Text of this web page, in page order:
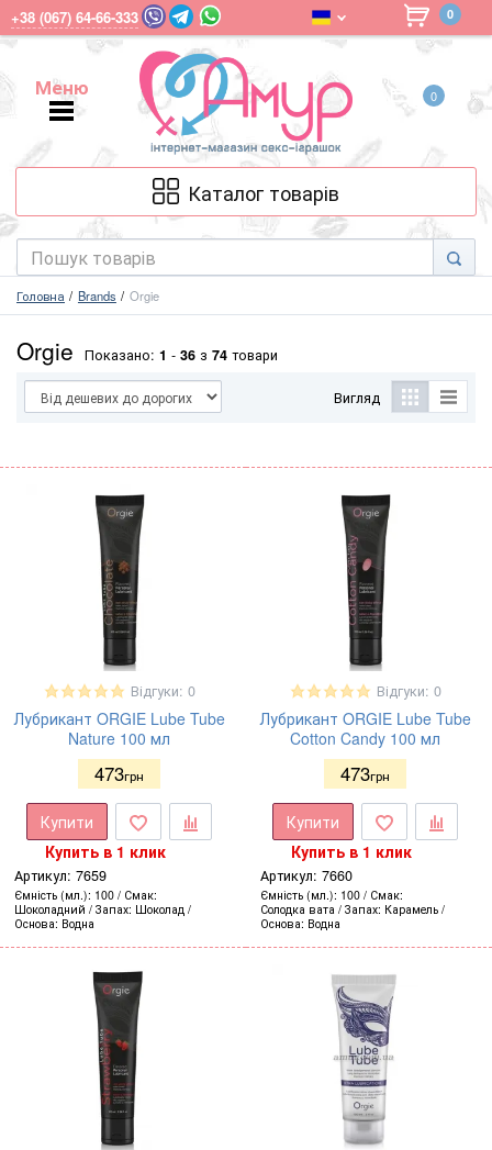
+38 (067) 64-66-333 0
Меню
Меню
0
Каталог товарів
Головна Brands Orgie
Orgie Показано: 1 - 36 з 74 товари
Вигляд
Відгуки: 0
Лубрикант ORGIE Lube Tube
Nature 100 мл
473грн
Купити
Купить в 1 клик
Артикул: 7659
Ємність (мл.) 100
Смак
Шоколадний
Запах Шоколад
Основа Водна
Відгуки: 0
Лубрикант ORGIE Lube Tube
Cotton Candy 100 мл
473грн
Купити
Купить в 1 клик
Артикул: 7660
Ємність (мл.) 100
Смак
Солодка вата
Запах Карамель
Основа Водна